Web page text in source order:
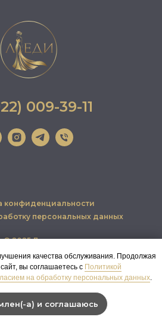
НА ПРИМЕРКУ
009-39-11
конфиденциальности
персональных данных
© 2025 Леди
Наверх
качества обслуживания. Продолжая
вы соглашаетесь с Политикой
на обработку персональных данных.
а) и соглашаюсь